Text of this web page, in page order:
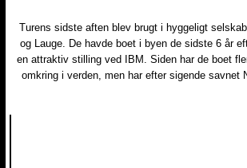
Turens sidste aften blev brugt i hyggeligt
og Lauge. De havde boet i byen de sidste 6 år
en attraktiv stilling ved IBM. Siden har de boet
omkring i verden, men har efter sigende savnet